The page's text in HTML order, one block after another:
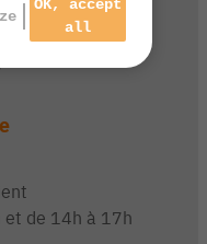
et de 14h à 17h
OK, accept
all